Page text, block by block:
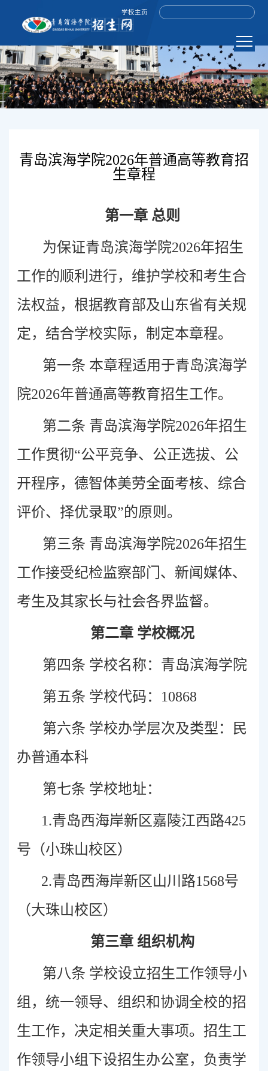
学校主页
青岛滨海学院2026年普通高等教育招
生章程
第一章 总则
为保证青岛滨海学院2026年招生
工作的顺利进行，维护学校和考生合
法权益，根据教育部及山东省有关规
定，结合学校实际，制定本章程。
第一条 本章程适用于青岛滨海学
院2026年普通高等教育招生工作。
第二条 青岛滨海学院2026年招生
工作贯彻“公平竞争、公正选拔、公
开程序，德智体美劳全面考核、综合
评价、择优录取”的原则。
第三条 青岛滨海学院2026年招生
工作接受纪检监察部门、新闻媒体、
考生及其家长与社会各界监督。
第二章 学校概况
第四条 学校名称：青岛滨海学院
第五条 学校代码：10868
第六条 学校办学层次及类型：民
办普通本科
第七条 学校地址：
1.青岛西海岸新区嘉陵江西路425
号（小珠山校区）
2.青岛西海岸新区山川路1568号
（大珠山校区）
第三章 组织机构
第八条 学校设立招生工作领导小
组，统一领导、组织和协调全校的招
生工作，决定相关重大事项。招生工
作领导小组下设招生办公室，负责学